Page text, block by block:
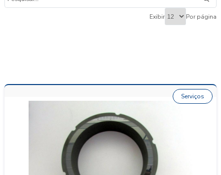
Exibir Por página
Serviços